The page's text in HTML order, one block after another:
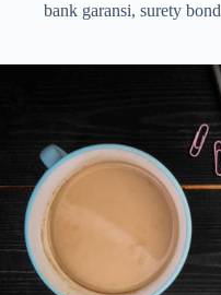
bank garansi, surety bond